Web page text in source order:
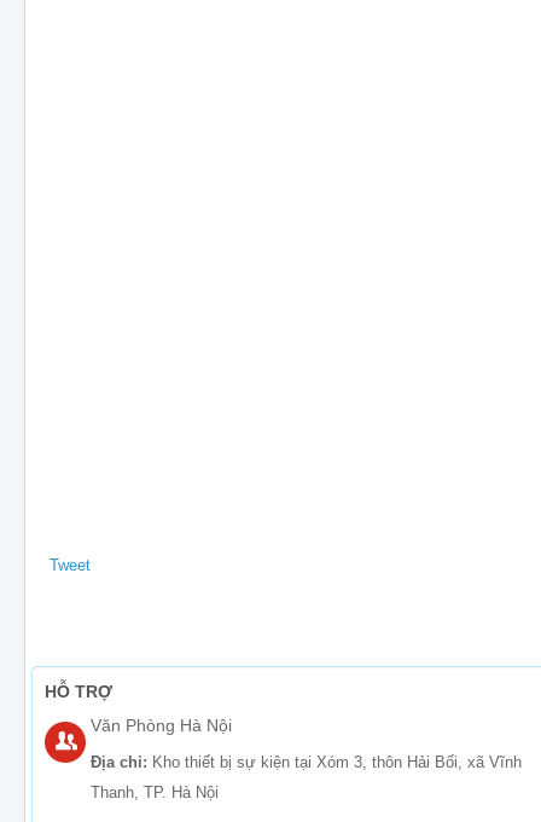
Tweet
HỖ TRỢ
Văn Phòng Hà Nội
Địa chỉ: Kho thiết bị sự kiện tại Xóm 3, thôn Hải Bối, xã Vĩnh
Thanh, TP. Hà Nội